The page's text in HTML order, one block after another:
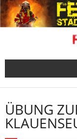
Skip
to
content
ÜBUNG